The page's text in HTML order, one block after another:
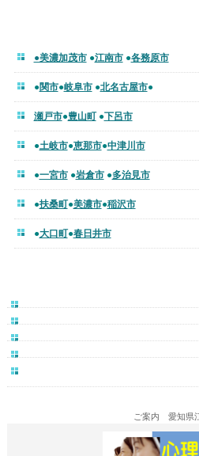
●美濃加茂市●江南市●各務原市
●関市●岐阜市●北名古屋市●
瀬戸市●豊山町●下呂市
●土岐市●恵那市●中津川市
●一宮市●岩倉市●多治見市
●扶桑町●美濃市●稲沢市
●大口町●春日井市
ご案内 愛知県